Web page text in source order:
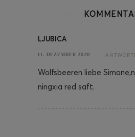
LJUBICA
11. DEZEMBER 2020
Wolfsbeeren liebe
ningxia red saft.